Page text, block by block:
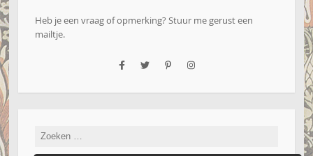
Heb je een vraag of opmerking? Stuur me gerust een
mailtje.
Zoeken